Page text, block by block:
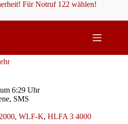
Für Notruf 122 wählen!
6:29 Uhr
SMS
, WLF-K, HLFA 3 4000